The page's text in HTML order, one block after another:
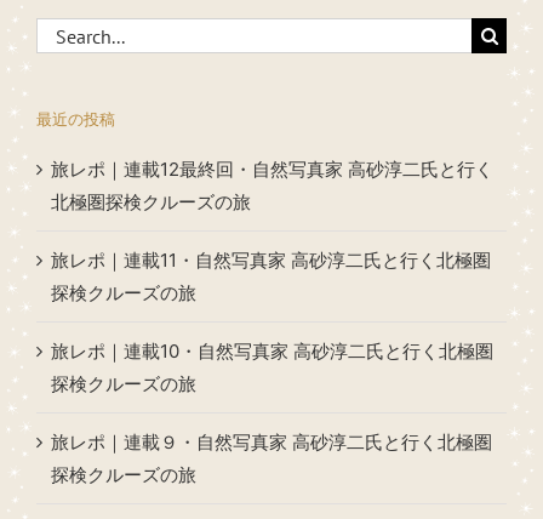
Search
for:
最近の投稿
旅レポ｜連載12最終回・自然写真家 高砂淳二氏と行く
北極圏探検クルーズの旅
旅レポ｜連載11・自然写真家 高砂淳二氏と行く北極圏
探検クルーズの旅
旅レポ｜連載10・自然写真家 高砂淳二氏と行く北極圏
探検クルーズの旅
旅レポ｜連載９・自然写真家 高砂淳二氏と行く北極圏
探検クルーズの旅